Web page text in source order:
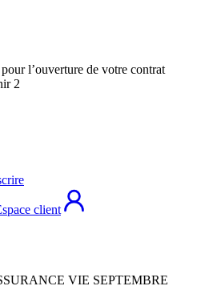
l’ouverture de votre contrat
2
client
VIE SEPTEMBRE